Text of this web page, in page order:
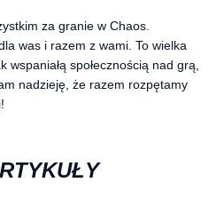
za granie w Chaos.
was i razem z wami. To wielka
społecznością nad grą,
nadzieję, że razem rozpętamy